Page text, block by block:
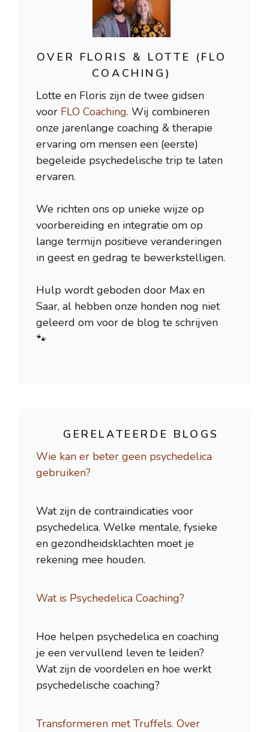
OVER FLORIS & LOTTE (FLO
COACHING)
Lotte en Floris zijn de twee gidsen
voor FLO Coaching. Wij combineren
onze jarenlange coaching & therapie
ervaring om mensen een (eerste)
begeleide psychedelische trip te laten
ervaren.
We richten ons op unieke wijze op
voorbereiding en integratie om op
lange termijn positieve veranderingen
in geest en gedrag te bewerkstelligen.
Hulp wordt geboden door Max en
Saar, al hebben onze honden nog niet
geleerd om voor de blog te schrijven
🐾
GERELATEERDE BLOGS
Wie kan er beter geen psychedelica
gebruiken?
Wat zijn de contraindicaties voor
psychedelica. Welke mentale, fysieke
en gezondheidsklachten moet je
rekening mee houden.
Wat is Psychedelica Coaching?
Hoe helpen psychedelica en coaching
je een vervullend leven te leiden?
Wat zijn de voordelen en hoe werkt
psychedelische coaching?
Transformeren met Truffels. Over